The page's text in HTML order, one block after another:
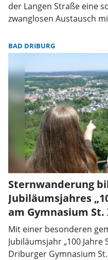
der Langen Straße eine
zwanglosen Austausch
Bürger sind dazu
Herbert Reul wird
sein.
BAD DRIBURG
Sternwanderung
Jubiläumsjahres
am Gymnasium St.
Mit einer besonderen
Jubiläumsjahr „100 Jahre
Driburger Gymnasium